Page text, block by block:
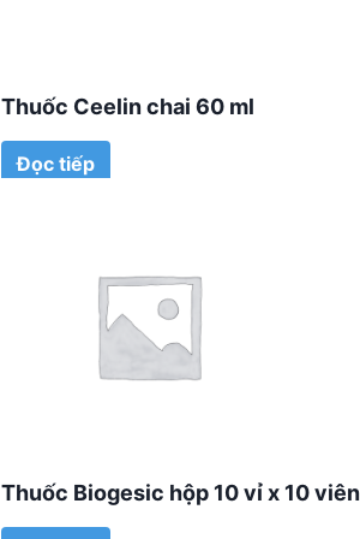
Thuốc Ceelin chai 60 ml
Đọc tiếp
Thuốc Biogesic hộp 10 vỉ x 10 viên